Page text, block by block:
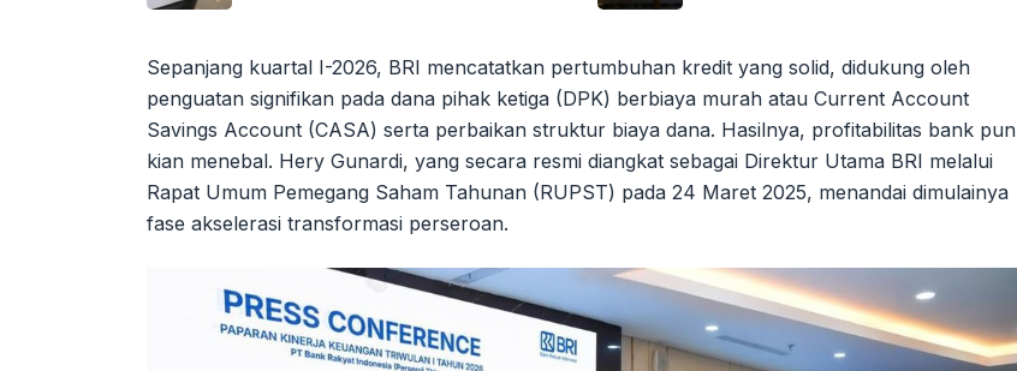
Sepanjang kuartal I-2026, BRI mencatatkan pertumbuhan kredit yang solid, didukung oleh
penguatan signifikan pada dana pihak ketiga (DPK) berbiaya murah atau Current Account
Savings Account (CASA) serta perbaikan struktur biaya dana. Hasilnya, profitabilitas bank pun
kian menebal. Hery Gunardi, yang secara resmi diangkat sebagai Direktur Utama BRI melalui
Rapat Umum Pemegang Saham Tahunan (RUPST) pada 24 Maret 2025, menandai dimulainya
fase akselerasi transformasi perseroan.